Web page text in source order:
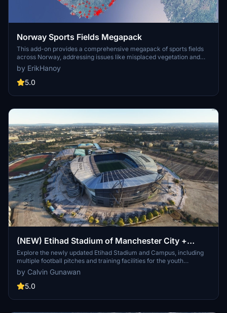
Norway Sports Fields Megapack
This add-on provides a comprehensive megapack of sports fields
across Norway, addressing issues like misplaced vegetation and
buildings present in the default simulator. It enhances the
appearance of the fields with realistic artificial grass that does not
change color seasonally, along with added features such as light
maintain performance, this addon aims to improve the visual fidelity
by ErikHanoy
5.0
(NEW) Etihad Stadium of Manchester City +
Etihad Academy for youth team
Explore the newly updated Etihad Stadium and Campus, including
multiple football pitches and training facilities for the youth
academy team of Manchester City.
by Calvin Gunawan
5.0